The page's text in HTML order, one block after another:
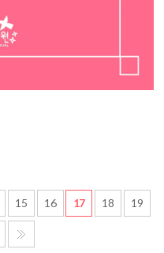
15 16 17 18 19